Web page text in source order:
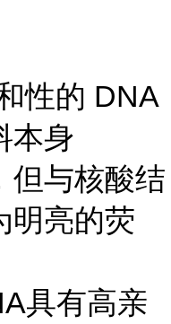
性的 DNA
本身
但与核酸结
明亮的荧
具有高亲